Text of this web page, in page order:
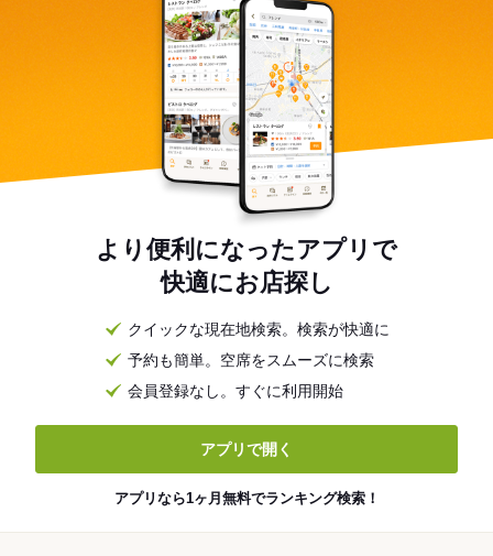
より便利になったアプリで
快適にお店探し
クイックな現在地検索。検索が快適に
予約も簡単。空席をスムーズに検索
会員登録なし。すぐに利用開始
アプリで開く
アプリなら1ヶ月無料でランキング検索！